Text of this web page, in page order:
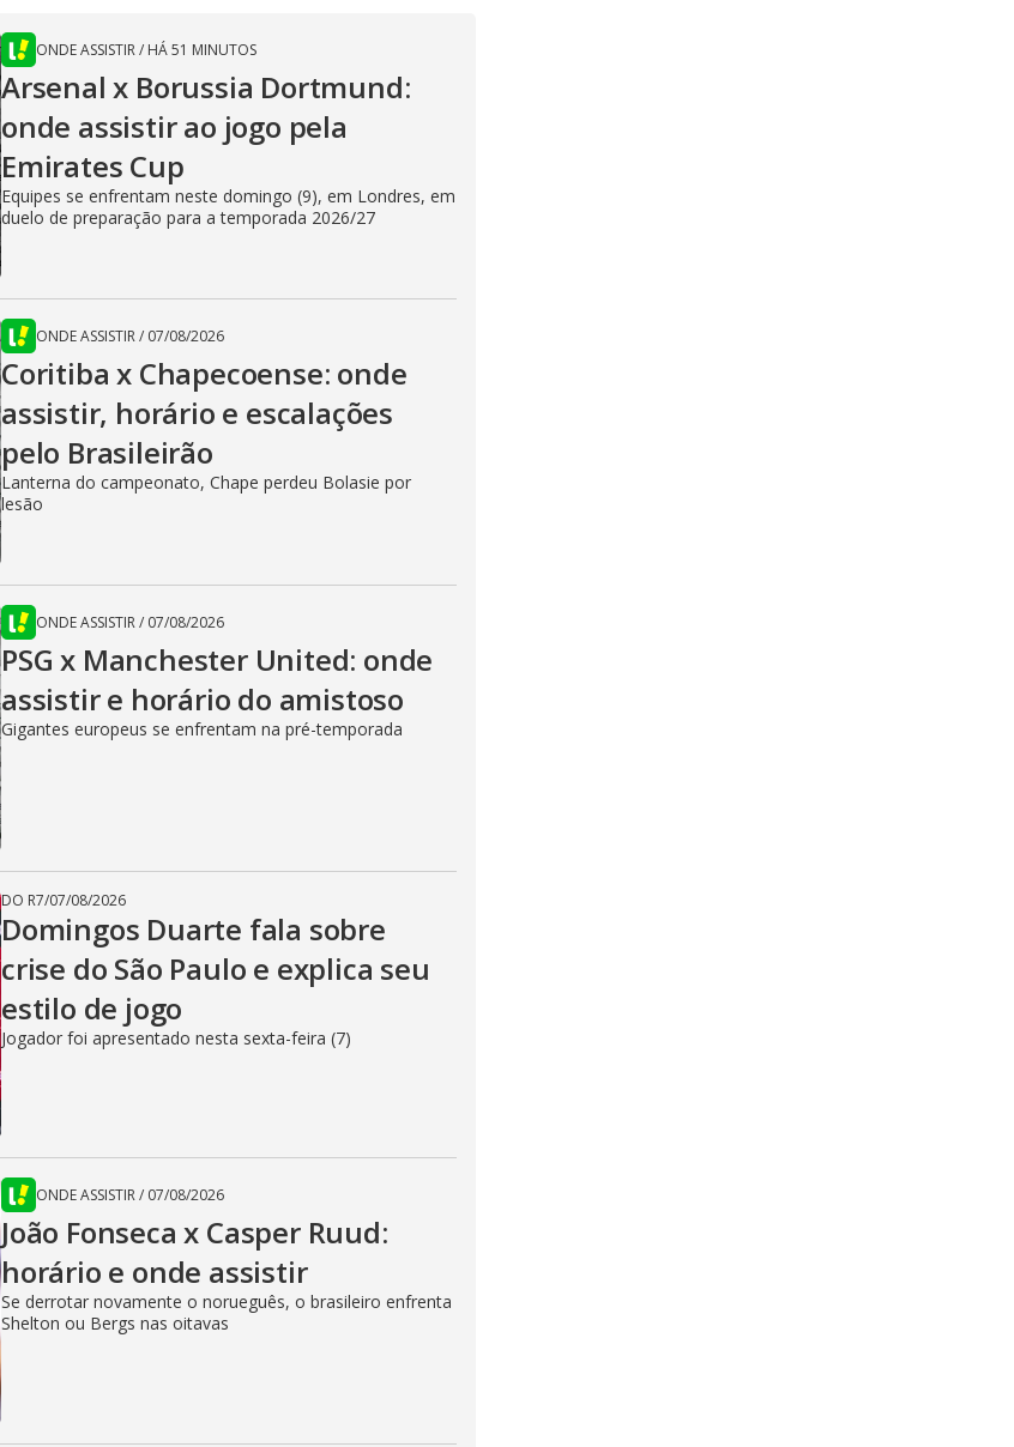
ONDE ASSISTIR/ HÁ 51 MINUTOS
Arsenal x Borussia Dortmund:
onde assistir ao jogo pela
Emirates Cup
Equipes se enfrentam neste domingo (9), em Londres, em
duelo de preparação para a temporada 2026/27
ONDE ASSISTIR/ 07/08/2026
Coritiba x Chapecoense: onde
assistir, horário e escalações
pelo Brasileirão
Lanterna do campeonato, Chape perdeu Bolasie por
lesão
ONDE ASSISTIR/ 07/08/2026
PSG x Manchester United: onde
assistir e horário do amistoso
Gigantes europeus se enfrentam na pré-temporada
DO R7/07/08/2026
Domingos Duarte fala sobre
crise do São Paulo e explica seu
estilo de jogo
Jogador foi apresentado nesta sexta-feira (7)
ONDE ASSISTIR/ 07/08/2026
João Fonseca x Casper Ruud:
horário e onde assistir
Se derrotar novamente o norueguês, o brasileiro enfrenta
Shelton ou Bergs nas oitavas